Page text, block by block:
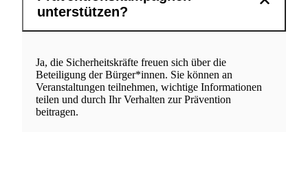
unterstützen?
Ja, die Sicherheitskräfte freuen sich über die
Beteiligung der Bürger*innen. Sie können an
Veranstaltungen teilnehmen, wichtige Informationen
teilen und durch Ihr Verhalten zur Prävention
beitragen.